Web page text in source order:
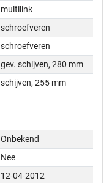
multilink
schroefveren
schroefveren
gev. schijven, 280 mm
schijven, 255 mm
Onbekend
Nee
12-04-2012